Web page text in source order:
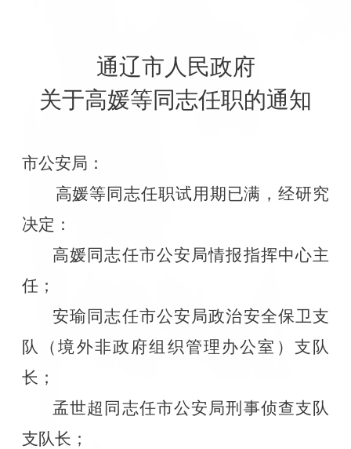
通辽市人民政府
关于高媛等同志任职的通知
市公安局：
高媛等同志任职试用期已满，经研究
决定：
高媛同志任市公安局情报指挥中心主
任；
安瑜同志任市公安局政治安全保卫支
队（境外非政府组织管理办公室）支队
长；
孟世超同志任市公安局刑事侦查支队
支队长；